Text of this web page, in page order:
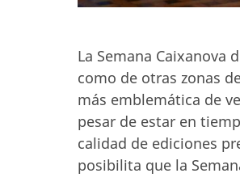
La Semana
como de otras zonas
más emblemática de
pesar de estar en
calidad de ediciones
posibilita que la